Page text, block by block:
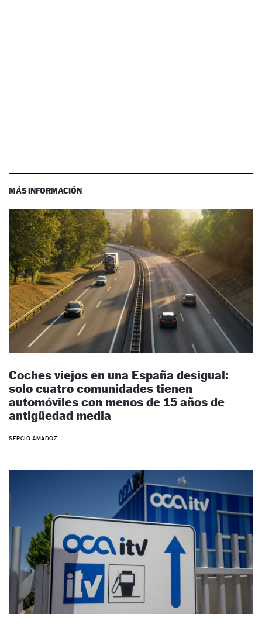
MÁS INFORMACIÓN
Coches viejos en una España desigual:
solo cuatro comunidades tienen
automóviles con menos de 15 años de
antigüedad media
SERGIO AMADOZ